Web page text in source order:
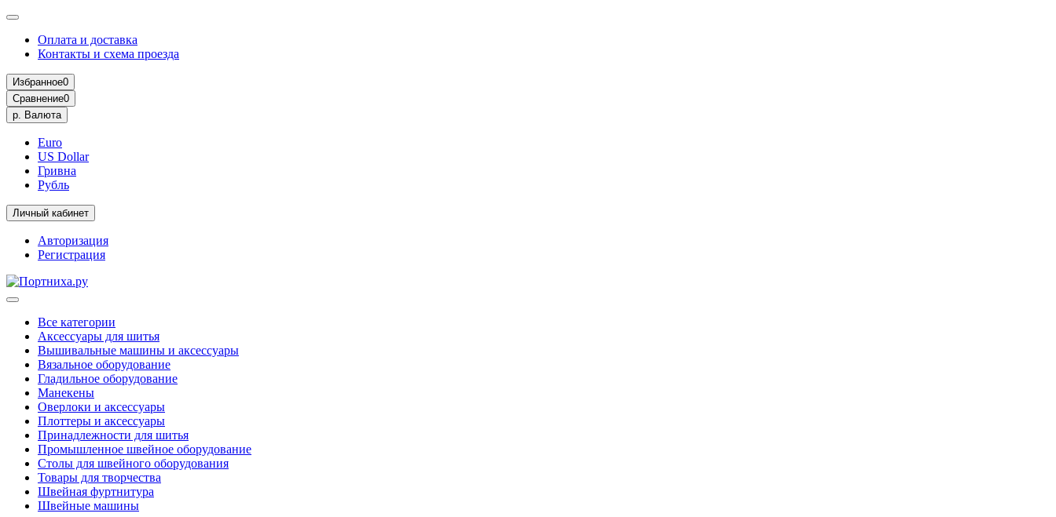
Оплата и доставка
Контакты и схема проезда
Избранное0
Сравнение0
р. Валюта
Euro
US Dollar
Гривна
Рубль
Личный кабинет
Авторизация
Регистрация
Все категории
Аксессуары для шитья
Вышивальные машины и аксессуары
Вязальное оборудование
Гладильное оборудование
Манекены
Оверлоки и аксессуары
Плоттеры и аксессуары
Принадлежности для шитья
Промышленное швейное оборудование
Столы для швейного оборудования
Товары для творчества
Швейная фуртнитура
Швейные машины